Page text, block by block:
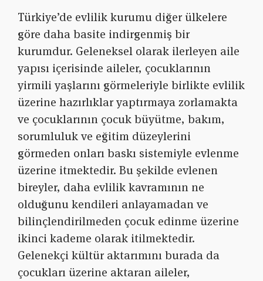
Türkiye’de evlilik kurumu diğer ülkelere
göre daha basite indirgenmiş bir
kurumdur. Geleneksel olarak ilerleyen aile
yapısı içerisinde aileler, çocuklarının
yirmili yaşlarını görmeleriyle birlikte evlilik
üzerine hazırlıklar yaptırmaya zorlamakta
ve çocuklarının çocuk büyütme, bakım,
sorumluluk ve eğitim düzeylerini
görmeden onları baskı sistemiyle evlenme
üzerine itmektedir. Bu şekilde evlenen
bireyler, daha evlilik kavramının ne
olduğunu kendileri anlayamadan ve
bilinçlendirilmeden çocuk edinme üzerine
ikinci kademe olarak itilmektedir.
Gelenekçi kültür aktarımını burada da
çocukları üzerine aktaran aileler,